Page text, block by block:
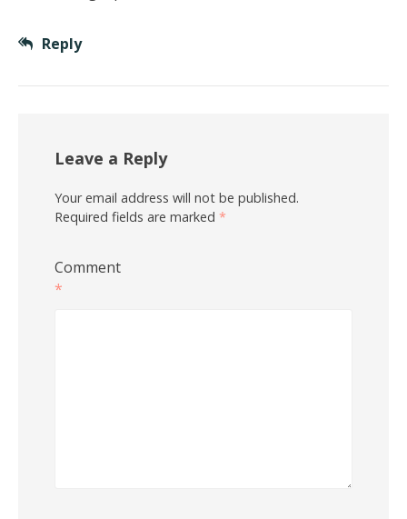
Reply
Leave a Reply
Your email address will not be published.
Required fields are marked *
Comment
*